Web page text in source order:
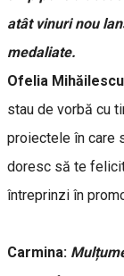
atât vinuri nou
medaliate.
Ofelia
stau de vorbă cu
proiectele în care
doresc să te
întreprinzi în
Carmina: